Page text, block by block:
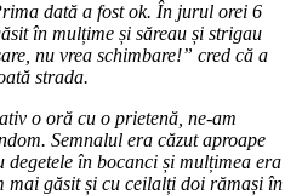
dată a fost ok. În jurul orei 6
în mulțime și săreau și strigau
nu vrea schimbare!” cred că a
strada.
o oră cu o prietenă, ne-am
Semnalul era căzut aproape
degetele în bocanci și mulțimea era
mai găsit și cu ceilalți doi rămași în